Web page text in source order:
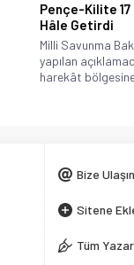
Pençe-Kilite
Hâle Getirdi
Milli Savunma
yapılan
harekât
Bize Ulaşın
Sitene
Tüm